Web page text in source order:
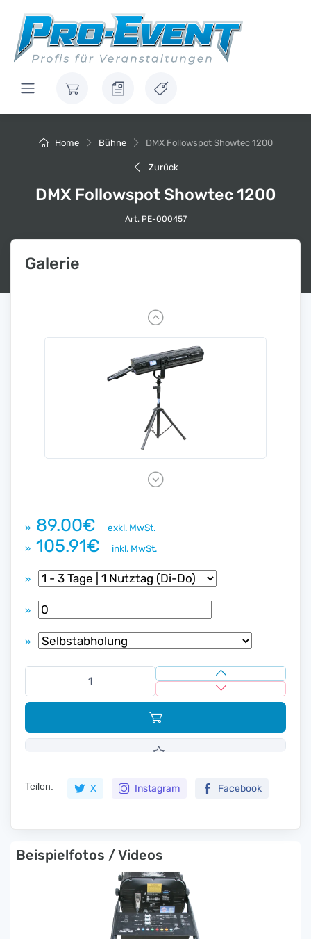
Home Bühne DMX Followspot Showtec 1200
Zurück
DMX Followspot Showtec 1200
Art. PE-000457
Galerie
P
r
e
v
i
o
u
s
N
» 89.00€
exkl. MwSt.
» 105.91€ inkl. MwSt.
»
»
»
Teilen: X Instagram Facebook
Beispielfotos / Videos